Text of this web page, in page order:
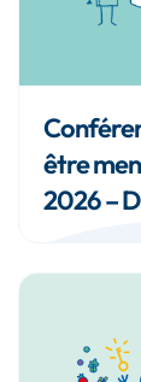
être
2026 –